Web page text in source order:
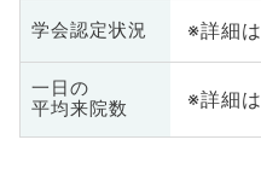
学会認定状況 ※詳細
一日の
平均来院数
※詳細